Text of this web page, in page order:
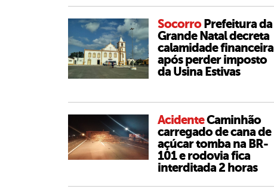
Socorro Prefeitura da
Grande Natal decreta
calamidade financeira
após perder imposto
da Usina Estivas
AcidenteCaminhão
carregado de cana de
açúcar tomba na BR-
101 e rodovia fica
interditada 2 horas